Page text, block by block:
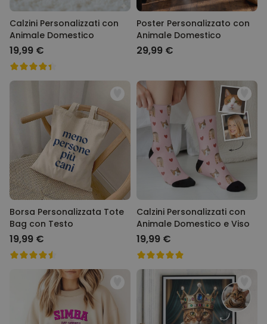
Calzini Personalizzati con
Animale Domestico
19,99 €
Poster Personalizzato con
Animale Domestico
29,99 €
Borsa Personalizzata Tote
Bag con Testo
19,99 €
Calzini Personalizzati con
Animale Domestico e Viso
19,99 €